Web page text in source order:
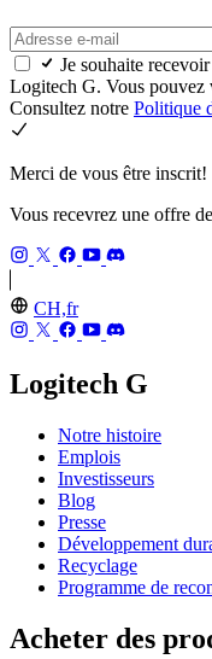
Je souhaite
Logitech G. Vous pouvez
Consultez notre Politique
Merci de vous être inscrit!
Vous recevrez une offre
CH,fr
Logitech G
Notre histoire
Emplois
Investisseurs
Blog
Presse
Développement
Recyclage
Programme de
Acheter des